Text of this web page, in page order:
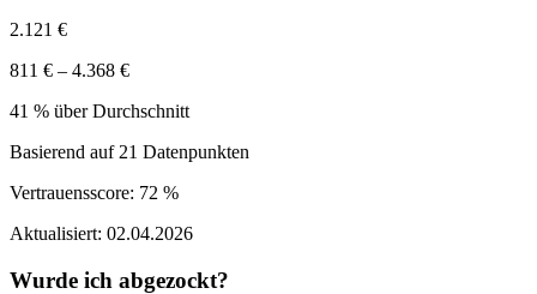
2.121 €
811 € – 4.368 €
41 % über Durchschnitt
Basierend auf 21 Datenpunkten
Vertrauensscore: 72 %
Aktualisiert: 02.04.2026
Wurde ich abgezockt?